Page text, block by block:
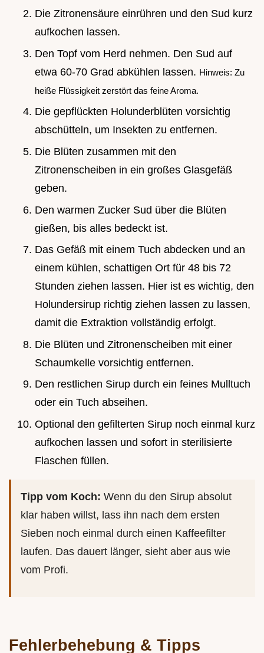
Die Zitronensäure einrühren und den Sud kurz
aufkochen lassen.
Den Topf vom Herd nehmen. Den Sud auf
etwa 60-70 Grad abkühlen lassen. Hinweis: Zu
heiße Flüssigkeit zerstört das feine Aroma.
Die gepflückten Holunderblüten vorsichtig
abschütteln, um Insekten zu entfernen.
Die Blüten zusammen mit den
Zitronenscheiben in ein großes Glasgefäß
geben.
Den warmen Zucker Sud über die Blüten
gießen, bis alles bedeckt ist.
Das Gefäß mit einem Tuch abdecken und an
einem kühlen, schattigen Ort für 48 bis 72
Stunden ziehen lassen. Hier ist es wichtig, den
Holundersirup richtig ziehen lassen zu lassen,
damit die Extraktion vollständig erfolgt.
Die Blüten und Zitronenscheiben mit einer
Schaumkelle vorsichtig entfernen.
Den restlichen Sirup durch ein feines Mulltuch
oder ein Tuch abseihen.
Optional den gefilterten Sirup noch einmal kurz
aufkochen lassen und sofort in sterilisierte
Flaschen füllen.
Tipp vom Koch: Wenn du den Sirup absolut
klar haben willst, lass ihn nach dem ersten
Sieben noch einmal durch einen Kaffeefilter
laufen. Das dauert länger, sieht aber aus wie
vom Profi.
Fehlerbehebung & Tipps